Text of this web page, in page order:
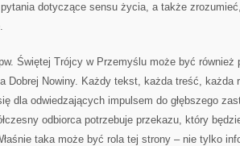
dotyczące sensu życia, a także
Świętej Trójcy w Przemyślu może być również
Dobrej Nowiny. Każdy tekst, każda treść, każda
dla odwiedzających impulsem do głębszego
odbiorca potrzebuje przekazu, który
taka może być rola tej strony – nie tylko